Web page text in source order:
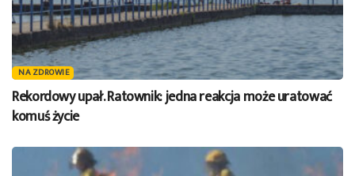
NA ZDROWIE
Rekordowy upał. Ratownik: jedna reakcja może uratować
komuś życie